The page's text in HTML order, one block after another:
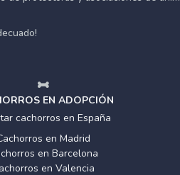
EN ADOPCIÓN
cachorros en España
en Madrid
en Barcelona
en Valencia